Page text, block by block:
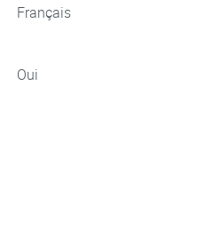
Français
Oui